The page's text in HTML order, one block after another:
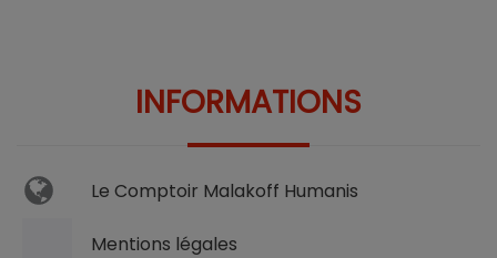
INFORMATIONS
Le Comptoir Malakoff Humanis
Mentions légales